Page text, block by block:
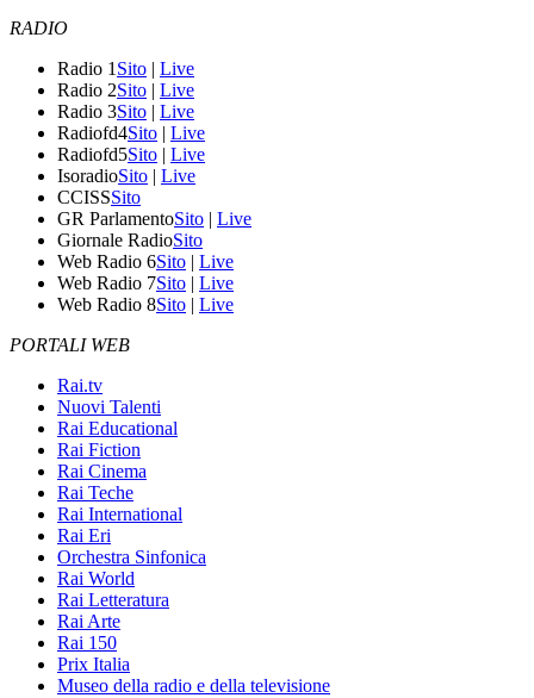
RADIO
Radio 1 Sito | Live
Radio 2Sito | Live
Radio 3Sito | Live
Radiofd4Sito | Live
Radiofd5Sito | Live
IsoradioSito | Live
CCISSSito
GR ParlamentoSito | Live
Giornale RadioSito
Web Radio 6Sito | Live
Web Radio 7Sito | Live
Web Radio 8Sito | Live
PORTALI WEB
Rai.tv
Nuovi Talenti
Rai Educational
Rai Fiction
Rai Cinema
Rai Teche
Rai International
Rai Eri
Orchestra Sinfonica
Rai World
Rai Letteratura
Rai Arte
Rai 150
Prix Italia
Museo della radio e della televisione